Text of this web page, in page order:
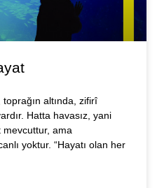
altında, zifirî
Hatta havasız, yani
mevcuttur, ama
yoktur. “Hayatı olan her